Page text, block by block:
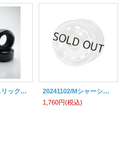
Mシャーシ用スリックタイヤ（ソフト）インナースポンジ付/4個入
20241102/Mシャーシ用アルミホイール(ディシュ)2個入
1,760円(税込)